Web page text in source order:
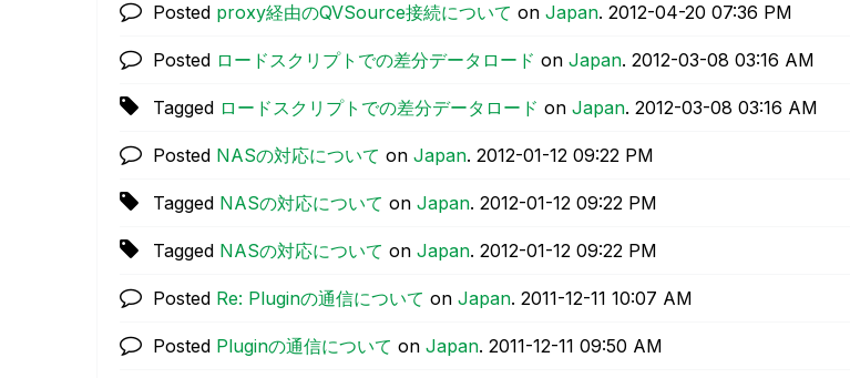
Posted proxy経由のQVSource接続について on Japan. ‎2012-04-20 07:36 PM
Posted ロードスクリプトでの差分データロード on Japan. ‎2012-03-08 03:16 AM
Tagged ロードスクリプトでの差分データロード on Japan. ‎2012-03-08 03:16 AM
Posted NASの対応について on Japan. ‎2012-01-12 09:22 PM
Tagged NASの対応について on Japan. ‎2012-01-12 09:22 PM
Tagged NASの対応について on Japan. ‎2012-01-12 09:22 PM
Posted Re: Pluginの通信について on Japan. ‎2011-12-11 10:07 AM
Posted Pluginの通信について on Japan. ‎2011-12-11 09:50 AM